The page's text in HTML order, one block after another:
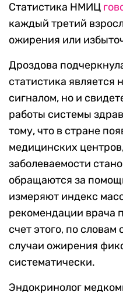
Статистика НМИЦ
каждый третий
ожирения или
Дроздова
статистика является
сигналом, но и
работы системы
тому, что в стране
медицинских
заболеваемости
обращаются за
измеряют индекс
рекомендации врача
счет этого, по
случаи ожирения
систематически.
Эндокринолог